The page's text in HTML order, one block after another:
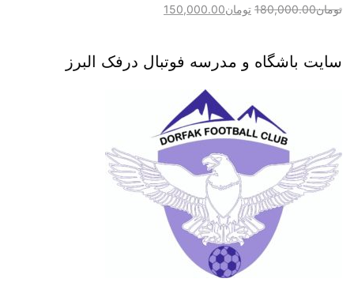
تومان180,000.00 تومان150,000.00
سایت باشگاه و مدرسه فوتبال درفک البرز